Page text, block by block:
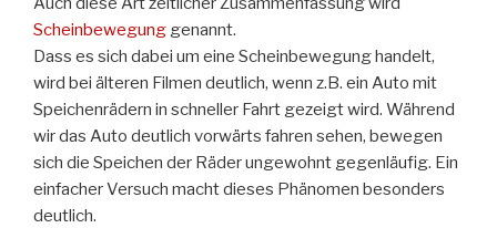
Scheinbewegung genannt.
Dass es sich dabei um eine Scheinbewegung handelt,
wird bei älteren Filmen deutlich, wenn z.B. ein Auto mit
Speichenrädern in schneller Fahrt gezeigt wird. Während
wir das Auto deutlich vorwärts fahren sehen, bewegen
sich die Speichen der Räder ungewohnt gegenläufig. Ein
einfacher Versuch macht dieses Phänomen besonders
deutlich.